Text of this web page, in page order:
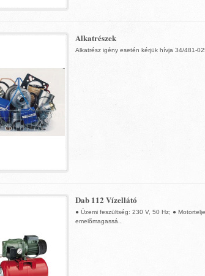
Alkatrészek
Alkatrész igény esetén kérjük hívja 34/481-
Dab 112 Vízellátó
● Üzemi feszültség: 230 V, 50 Hz; ●
emelõmagassá..